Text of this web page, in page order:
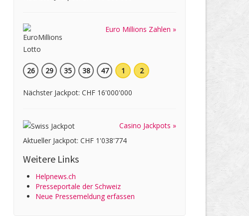
Euro Millions Zahlen »
26 29 35 38 47 1 2
Nächster Jackpot: CHF 16'000'000
Casino Jackpots »
Aktueller Jackpot: CHF 1'038'774
Weitere Links
Helpnews.ch
Presseportale der Schweiz
Neue Pressemeldung erfassen